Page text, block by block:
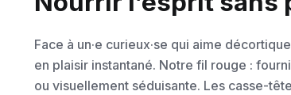
Face à un·e curieux·se qui aime
en plaisir instantané. Notre fil rouge :
ou visuellement séduisante. Les casse-